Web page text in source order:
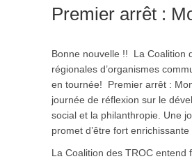
Premier arrêt :
Bonne nouvelle !! La Coalition
régionales d’organismes
en tournée! Premier arrêt :
journée de réflexion sur le
social et la philanthropie. Une
promet d’être fort enrichissante
La Coalition des TROC entend